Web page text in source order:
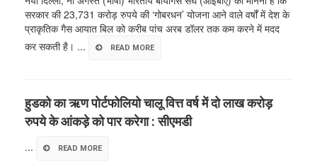
सरकार की 23,731 करोड़ रुपये की ‘गोबरधन’ योजना आने वाले वर्षों में देश के
प्राकृतिक गैस आयात बिल को करीब पांच अरब डॉलर तक कम करने में मदद
कर सकती है। ...
READ MORE
हुडको का ऋण पोर्टफोलियो चालू वित्त वर्ष में दो लाख करोड़
रुपये के आंकड़े को पार करेगा : सीएमडी
... READ MORE